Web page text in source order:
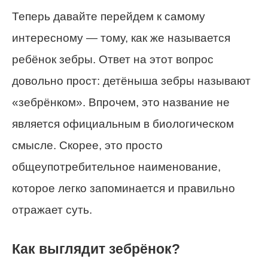
Теперь давайте перейдем к самому
интересному — тому, как же называется
ребёнок зебры. Ответ на этот вопрос
довольно прост: детёныша зебры называют
«зебрёнком». Впрочем, это название не
является официальным в биологическом
смысле. Скорее, это просто
общеупотребительное наименование,
которое легко запоминается и правильно
отражает суть.
Как выглядит зебрёнок?